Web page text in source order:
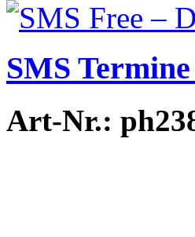
SMS
Art-Nr.: